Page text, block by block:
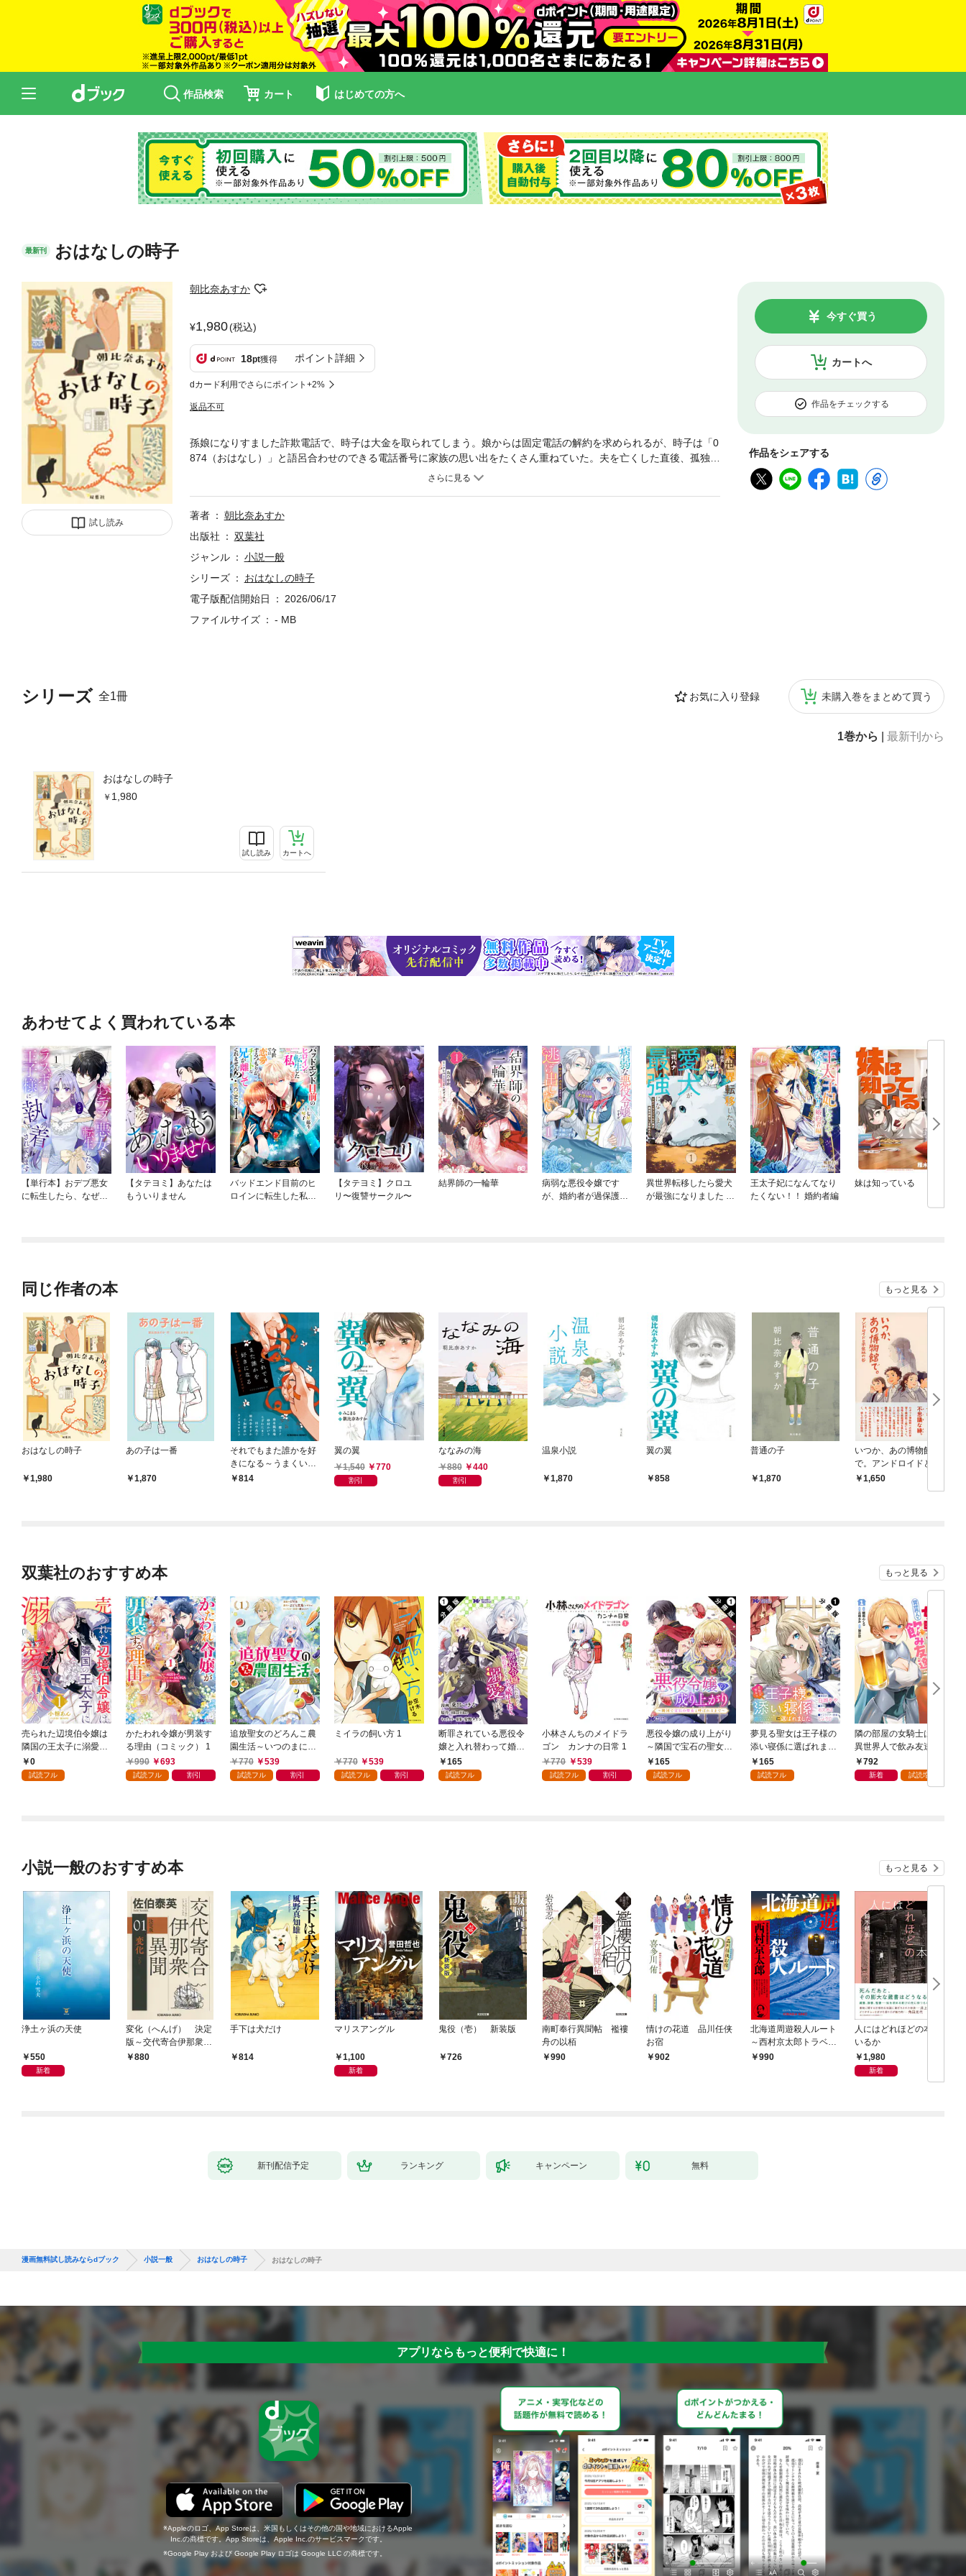
作品検索 カート はじめての方へ
最新刊 おはなしの時子
試し読み
朝比奈あすか
1,980(税込)
18pt獲得 ポイント詳細
dカード利用でさらにポイント+2%
返品不可
カートへ
今すぐ買う
作品をチェックする
作品をシェアする
シリーズ 全1冊 お気に入り登録 未購入巻をまとめて買う
1巻から 最新刊から
おはなしの時子
1,980
試し読み カートへ
孫娘になりすました詐欺電話で、時子は大金を取られてしまう。娘からは固定電話の解約を求められるが、時子は「0
874（おはなし）」と語呂合わせのできる電話番号に家族の思い出をたくさん重ねていた。夫を亡くした直後、孤独に
苛まれていた時子は、同じように寂しさを抱えている人たちの話し相手になろうと、電話解約までの期間限定で「お
著者
朝比奈あすか
出版社
双葉社
ジャンル
小説一般
シリーズ
おはなしの時子
電子版配信開始日
2026/06/17
ファイルサイズ
- MB
あわせてよく買われている本
【単行本】おデブ悪女
に転生したら、なぜか
【タテヨミ】あなたは
もういりません
バッドエンド目前のヒ
ロインに転生した私、
【タテヨミ】クロユ
リ〜復讐サークル〜
結界師の一輪華
病弱な悪役令嬢です
が、婚約者が過保護す
異世界転移したら愛犬
が最強になりました ～
王太子妃になんてなり
たくない！！ 婚約者編
妹は知っている
同じ作者の本 もっと見る
おはなしの時子
1,980
あの子は一番
1,870
それでもまた誰かを好
きになる～うまくいか
ない恋 アンソロジー
814
翼の翼
1,540
770
割引
ななみの海
880
440
割引
温泉小説
1,870
翼の翼
858
普通の子
1,870
いつか、あの博物館
で。アンドロイドと不
気味の谷
1,650
双葉社のおすすめ本 もっと見る
売られた辺境伯令嬢は
隣国の王太子に溺愛さ
れる 1
0
試読フル
かたわれ令嬢が男装す
る理由（コミック） 1
990
693
試読フル 割引
追放聖女のどろんこ農
園生活～いつのまにか
隣国を救ってしまいま
した～（コミック） 1
770 539
試読フル 割引
ミイラの飼い方 1
770 539
試読フル 割引
断罪されている悪役令
嬢と入れ替わって婚約
者たちをぶっ飛ばした
ら、溺愛が待っていま
165
試読フル
小林さんちのメイドラ
ゴン カンナの日常 1
770
539
試読フル 割引
悪役令嬢の成り上がり
～隣国で宝石の聖女と
呼ばれるまで～（コミ
ック） 分冊版 1
165
試読フル
夢見る聖女は王子様の
添い寝係に選ばれまし
た（コミック） 分冊版
1
165
試読フル
隣の部屋の女騎士は、
異世界人で飲み友達
（コミック） 1
792
新着 試読増量
小説一般のおすすめ本 もっと見る
浄土ヶ浜の天使
550
新着
変化（へんげ） 決定
版～交代寄合伊那衆異
聞（1）～
880
手下は犬だけ
814
マリスアングル
1,100
新着
鬼役（壱） 新装版
726
南町奉行異聞帖 襤褸
舟の以栢
990
情けの花道 品川任侠
お宿
902
北海道周遊殺人ルート
～西村京太郎トラベル
ミステリー・セレクシ
990
人にはどれほどの本が
いるか
1,980
新着
新刊配信予定 ランキング キャンペーン 無料
漫画無料試し読みならdブック 小説一般 おはなしの時子 おはなしの時子
アプリならもっと便利で快適に！
Appleのロゴ、App Storeは、米国もしくはその他の国や地域におけるApple
Inc.の商標です。App Storeは、Apple Inc.のサービスマークです。
Google Play および Google Play ロゴは Google LLC の商標です。